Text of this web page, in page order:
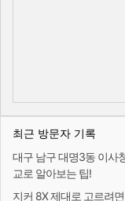
최근 방문자 기록
대구 남구 대명3동 이사
교로 알아보는 팁!
지커 8X 제대로 고르려